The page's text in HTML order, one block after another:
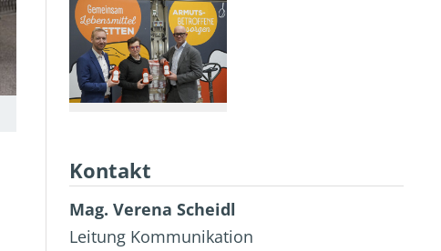
Kontakt
Mag. Verena Scheidl
Leitung Kommunikation